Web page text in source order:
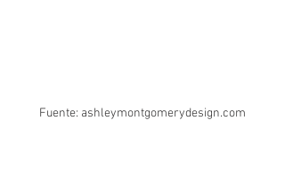
Fuente: ashleymontgomerydesign.com